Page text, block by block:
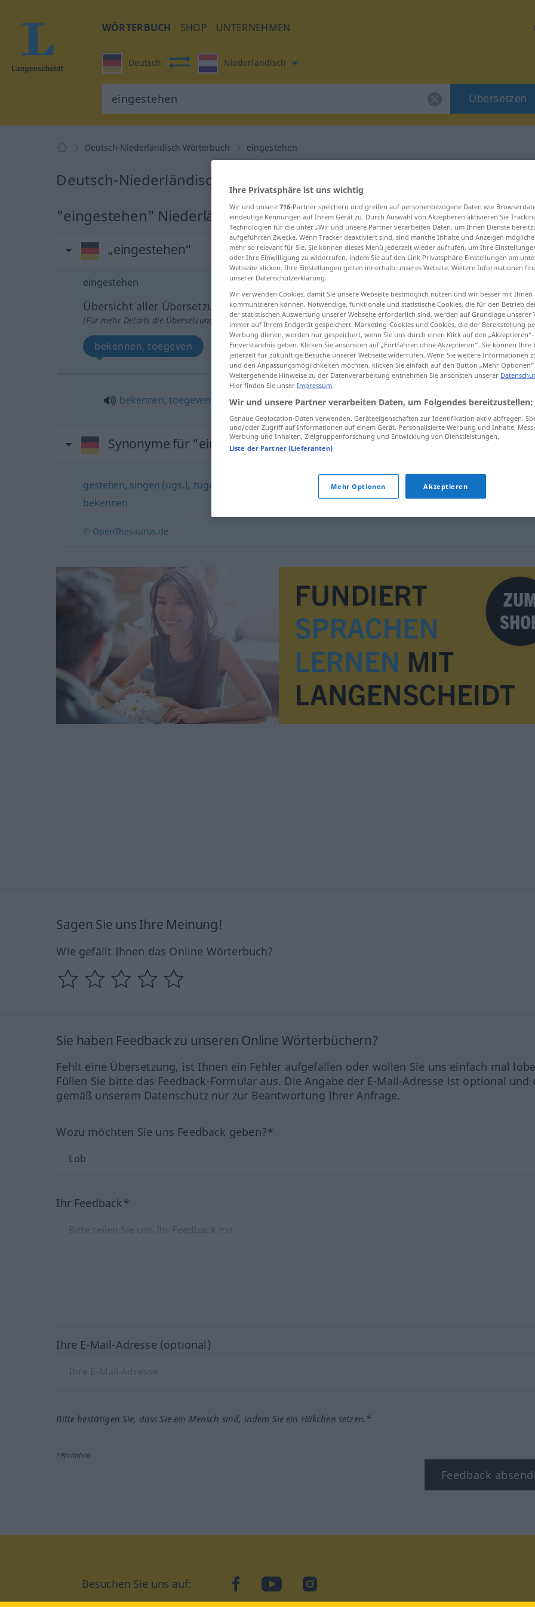
WÖRTERBUCH SHOP UNTERNEHMEN
Deutsch Niederländisch
Übersetzen
Deutsch-Niederländisch Wörterbuch eingestehen
Deutsch-Niederländisch Übersetzung für "eingestehen"
"eingestehen" Niederländisch Übersetzung
„eingestehen“
eingestehen
Übersicht aller Übersetzungen
(Für mehr Details die Übersetzung anklicken/antippen)
bekennen, toegeven
bekennen,toegeven eingestehen
Synonyme für "eingestehen"
gestehen, singen (ugs.), zugeben (Hauptform) zugestehen,beichten offenbaren,einräumen
bekennen
© OpenThesaurus.de
Sagen Sie uns Ihre Meinung!
Wie gefällt Ihnen das Online Wörterbuch?
Sie haben Feedback zu unseren Online Wörterbüchern?
Fehlt eine Übersetzung, ist Ihnen ein Fehler aufgefallen oder wollen Sie uns einfach mal
Füllen Sie bitte das Feedback-Formular aus. Die Angabe der E-Mail-Adresse ist optional und
gemäß unserem Datenschutz nur zur Beantwortung Ihrer Anfrage.
Wozu möchten Sie uns Feedback geben?*
Ihr Feedback*
Ihre E-Mail-Adresse (optional)
Bitte bestätigen Sie, dass Sie ein Mensch sind, indem Sie ein Häkchen setzen.*
*Pflichtfeld
Feedback
Besuchen Sie uns auf: facebookYouTubeInstagram
Ihre Privatsphäre ist uns wichtig
Wir und unsere 716-Partner speichern und greifen auf personenbezogene Daten wie
eindeutige Kennungen auf Ihrem Gerät zu. Durch Auswahl von Akzeptieren aktivieren Sie
Technologien für die unter „Wir und unsere Partner verarbeiten Daten, um Ihnen Dienste
aufgeführten Zwecke. Wenn Tracker deaktiviert sind, sind manche Inhalte und Anzeigen
mehr so relevant für Sie. Sie können dieses Menü jederzeit wieder aufrufen, um Ihre
oder Ihre Einwilligung zu widerrufen, indem Sie auf den Link Privatsphäre-Einstellungen am
Webseite klicken. Ihre Einstellungen gelten innerhalb unseres Website. Weitere Informationen
unserer Datenschutzerklärung.
Wir verwenden Cookies, damit Sie unsere Webseite bestmöglich nutzen und wir besser mit Ihnen
kommunizieren können. Notwendige, funktionale und statistische Cookies, die für den Betrieb
der statistischen Auswertung unserer Webseite erforderlich sind, werden auf Grundlage unserer
immer auf Ihrem Endgerät gespeichert. Marketing-Cookies und Cookies, die der Bereitstellung
Werbung dienen, werden nur gespeichert, wenn Sie uns durch einen Klick auf den
Einverständnis geben. Klicken Sie ansonsten auf „Fortfahren ohne Akzeptieren“. Sie können
jederzeit für zukünftige Besuche unserer Webseite widerrufen. Wenn Sie weitere Informationen
und den Anpassungsmöglichkeiten möchten, klicken Sie einfach auf den Button „Mehr
Weitergehende Hinweise zu der Datenverarbeitung entnehmen Sie ansonsten unserer
Hier finden Sie unser Impressum.
Wir und unsere Partner verarbeiten Daten, um Folgendes bereitzustellen:
Genaue Geolocation-Daten verwenden. Geräteeigenschaften zur Identifikation aktiv abfragen.
und/oder Zugriff auf Informationen auf einem Gerät. Personalisierte Werbung und Inhalte,
Werbung und Inhalten, Zielgruppenforschung und Entwicklung von Dienstleistungen.
Liste der Partner (Lieferanten)
Mehr Optionen Akzeptieren